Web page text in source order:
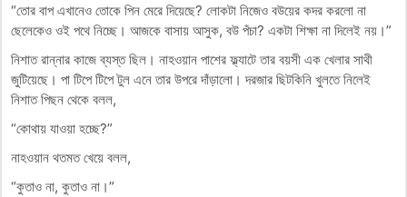
“তোর বাপ এখানেও তোকে পিন মেরে দিয়েছে? লোকটা নিজেও বউয়ের কদর করলো না
ছেলেকেও ওই পথে নিচ্ছে। আজকে বাসায় আসুক, বউ পঁচা? একটা শিক্ষা না দিলেই নয়।”
নিশাত রান্নার কাজে ব্যস্ত ছিল। নাহওয়ান পাশের ফ্ল্যাটে তার বয়সী এক খেলার সাথী
জুটিয়েছে। পা টিপে টিপে টুল এনে তার উপরে দাঁড়ালো। দরজার ছিটকিনি খুলতে নিলেই
নিশাত পিছন থেকে বলল,
“কোথায় যাওয়া হচ্ছে?”
নাহওয়ান থতমত খেয়ে বলল,
“কুতাও না, কুতাও না।”